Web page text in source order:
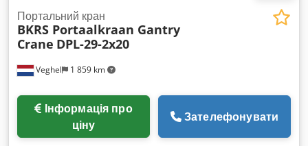
Veghel 1 859 km
Портальний кран
BKRS Portaalkraan Gantry
Crane DPL-29-2x20
ціну
Зателефонувати